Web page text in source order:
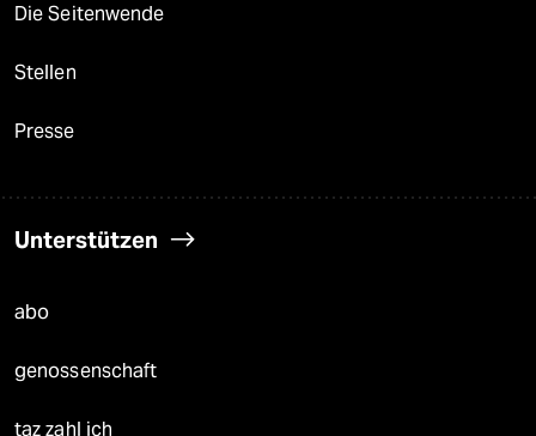
Die Seitenwende
Stellen
Presse
Unterstützen
abo
genossenschaft
taz zahl ich